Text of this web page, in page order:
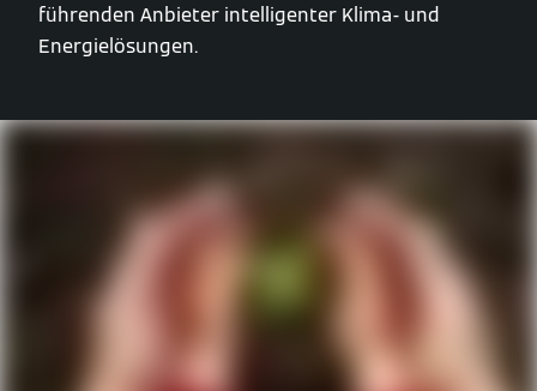
führenden Anbieter intelligenter Klima- und
Energielösungen.